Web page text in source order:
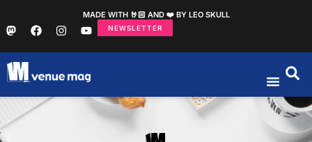
MADE WITH 🤘🏻 AND ❤️ BY LEO SKULL
NEWSLETTER